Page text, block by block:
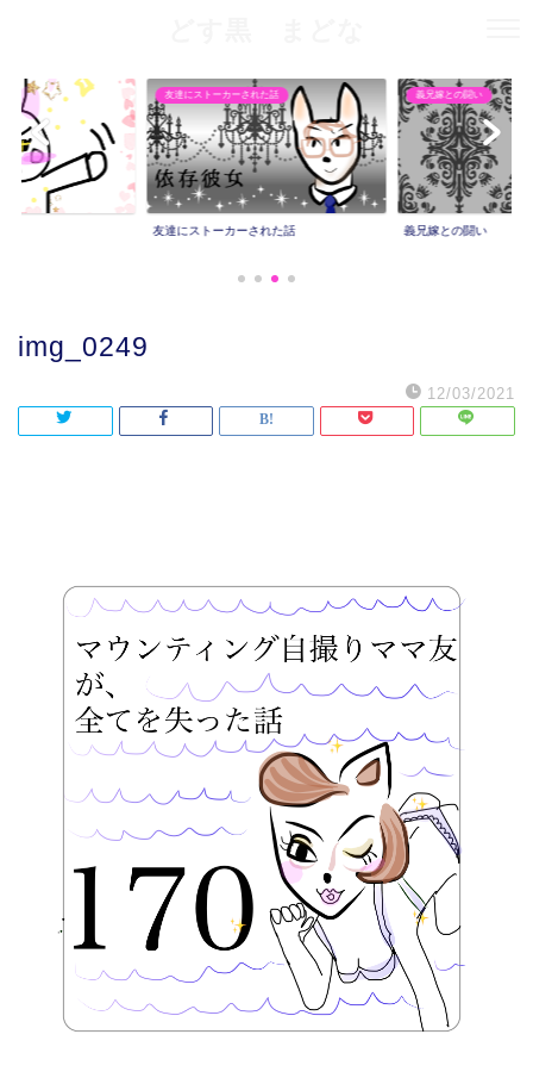
友達にストーカーされた話
友達にストーカーされた話
義兄嫁との闘い
義兄嫁との闘い
img_0249
12/03/2021